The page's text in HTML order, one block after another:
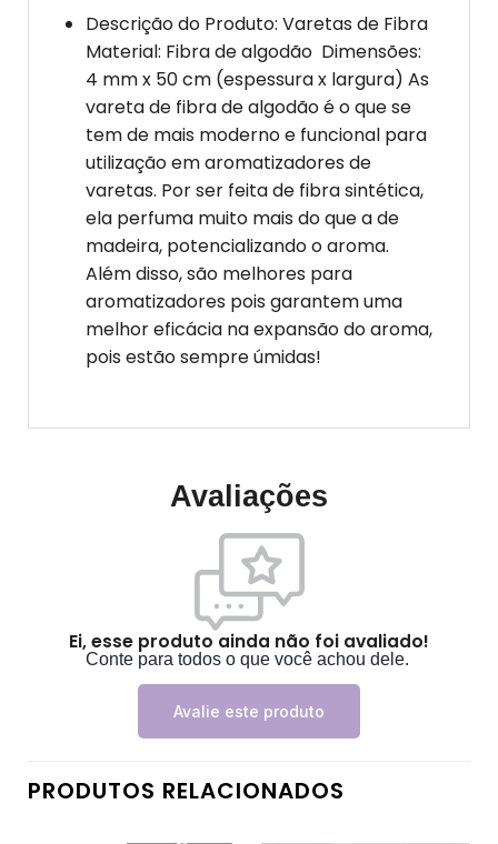
Descrição do Produto: Varetas de Fibra
Material: Fibra de algodão Dimensões:
4 mm x 50 cm (espessura x largura) As
vareta de fibra de algodão é o que se
tem de mais moderno e funcional para
utilização em aromatizadores de
varetas. Por ser feita de fibra sintética,
ela perfuma muito mais do que a de
madeira, potencializando o aroma.
Além disso, são melhores para
aromatizadores pois garantem uma
melhor eficácia na expansão do aroma,
pois estão sempre úmidas!
Avaliações
Ei, esse produto ainda não foi avaliado!
Conte para todos o que você achou dele.
Avalie este produto
PRODUTOS RELACIONADOS